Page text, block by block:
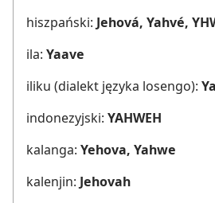
hiszpański: Jehová, Yahvé,
ila: Yaave
iliku (dialekt języka losengo):
indonezyjski: YAHWEH
kalanga: Yehova, Yahwe
kalenjin: Jehovah